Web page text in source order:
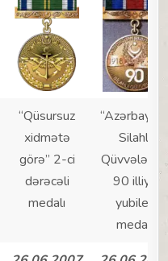
“Qüsursuz
xidmətə
görə” 2-ci
dərəcəli
medalı
Silahlı
90 illiyi”
yubiley
medalı